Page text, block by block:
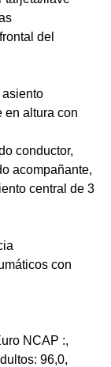
del
en altura con
conductor,
acompañante,
central de 3
con
NCAP :,
96,0,